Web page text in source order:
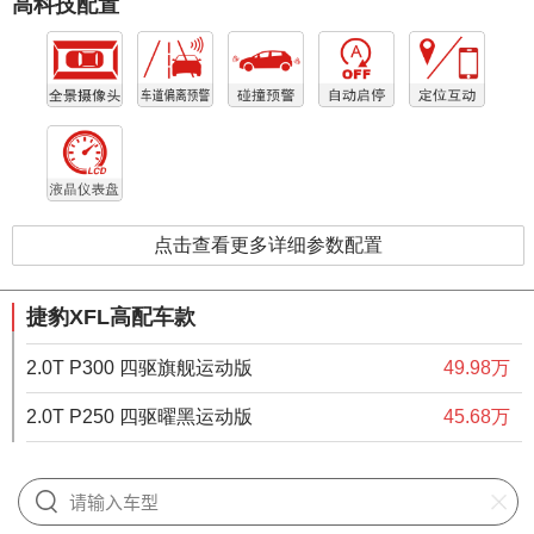
高科技配置
点击查看更多详细参数配置
捷豹XFL高配车款
2.0T P300 四驱旗舰运动版 49.98万
2.0T P250 四驱曜黑运动版 45.68万